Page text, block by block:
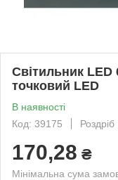
Світильник LED
точковий LED
В наявності
Код: 39175
Роздріб
170,28 ₴
Мінімальна сума